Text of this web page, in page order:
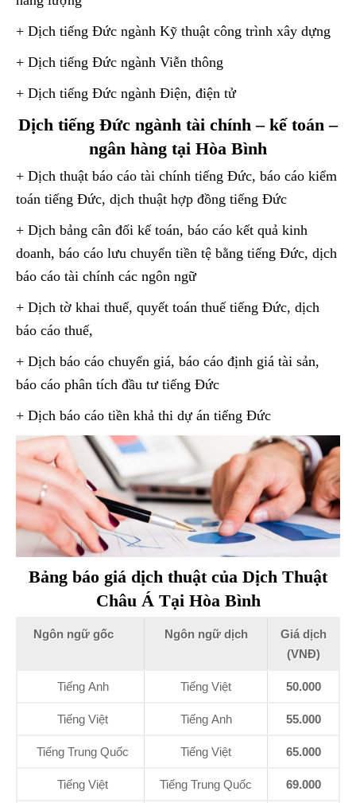
+ Dịch tiếng Đức ngành Kỹ thuật công trình xây dựng
+ Dịch tiếng Đức ngành Viễn thông
+ Dịch tiếng Đức ngành Điện, điện tử
Dịch tiếng Đức ngành tài chính – kế toán –
ngân hàng tại Hòa Bình
+ Dịch thuật báo cáo tài chính tiếng Đức, báo cáo kiểm
toán tiếng Đức, dịch thuật hợp đồng tiếng Đức
+ Dịch bảng cân đối kế toán, báo cáo kết quả kinh
doanh, báo cáo lưu chuyển tiền tệ bằng tiếng Đức, dịch
báo cáo tài chính các ngôn ngữ
+ Dịch tờ khai thuế, quyết toán thuế tiếng Đức, dịch
báo cáo thuế,
+ Dịch báo cáo chuyển giá, báo cáo định giá tài sản,
báo cáo phân tích đầu tư tiếng Đức
+ Dịch báo cáo tiền khả thi dự án tiếng Đức
Bảng báo giá dịch thuật của Dịch Thuật
Châu Á Tại Hòa Bình
Ngôn ngữ gốc Ngôn ngữ dịch
Giá dịch
(VNĐ)
Tiếng Anh Tiếng Việt 50.000
Tiếng Việt Tiếng Anh 55.000
Tiếng Trung Quốc Tiếng Việt 65.000
Tiếng Việt Tiếng Trung Quốc 69.000